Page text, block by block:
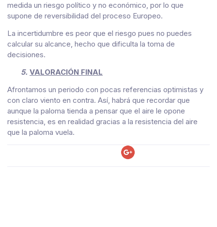
medida un riesgo político y no económico, por lo que
supone de reversibilidad del proceso Europeo.
La incertidumbre es peor que el riesgo pues no puedes
calcular su alcance, hecho que dificulta la toma de
decisiones.
5. VALORACIÓN FINAL
Afrontamos un periodo con pocas referencias optimistas y
con claro viento en contra. Así, habrá que recordar que
aunque la paloma tienda a pensar que el aire le opone
resistencia, es en realidad gracias a la resistencia del aire
que la paloma vuela.